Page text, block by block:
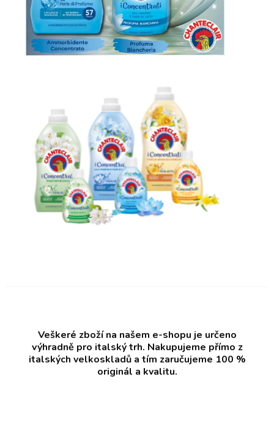
Veškeré zboží na našem e-shopu je určeno
výhradně pro italský trh. Nakupujeme přímo z
italských velkoskladů a tím zaručujeme 100 %
originál a kvalitu.